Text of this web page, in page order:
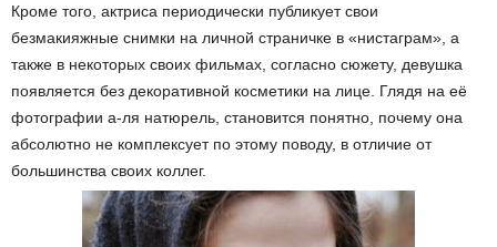
Кроме того, актриса периодически публикует свои
безмакияжные снимки на личной страничке в «нистаграм», а
также в некоторых своих фильмах, согласно сюжету, девушка
появляется без декоративной косметики на лице. Глядя на её
фотографии а-ля натюрель, становится понятно, почему она
абсолютно не комплексует по этому поводу, в отличие от
большинства своих коллег.